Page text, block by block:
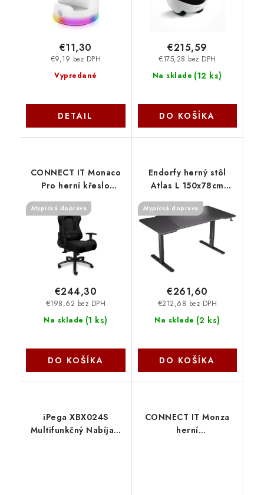
Vypredané
€9,19 bez DPH
€11,30
DETAIL
Na sklade (12 ks)
€175,28 bez DPH
€215,59
DO KOŠÍKA
CONNECT IT Monaco
Pro herní křeslo
látkové, černé CGC-
1200-BK Connect IT
Atypická doprava
Na sklade (1 ks)
€198,62 bez DPH
€244,30
DO KOŠÍKA
Endorfy herný stôl
Atlas L 150x78cm
EY8E003
Atypická doprava
Na sklade (2 ks)
€212,68 bez DPH
€261,60
DO KOŠÍKA
iPega XBX024S
Multifunkčný Nabíjací
CONNECT IT Monza
herní